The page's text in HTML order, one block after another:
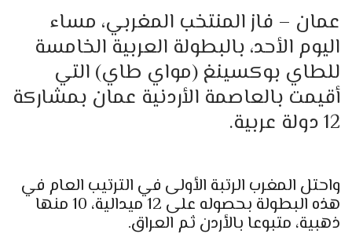
عمان – فاز المنتخب المغربي، مساء
اليوم الأحد، بالبطولة العربية الخامسة
للطاي بوكسينغ (مواي طاي) التي
أقيمت بالعاصمة الأردنية عمان بمشاركة
12 دولة عربية.
واحتل المغرب الرتبة الأولى في الترتيب العام في
هذه البطولة بحصوله على 12 ميدالية، 10 منها
ذهبية، متبوعا بالأردن ثم العراق.